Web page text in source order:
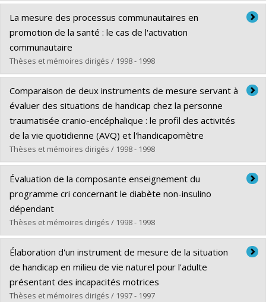
Diplômé(e) :Soubhi, Hassan
Cycle :Doctorat
Diplôme obtenu :
Lien vers le document dans Papyrus
La mesure des processus communautaires en
promotion de la santé : le cas de l'activation
communautaire
Thèses et mémoires dirigés / 1998 - 1998
Diplômé(e) : Jean-Baptiste, Dieudonné
Cycle :Maîtrise
Diplôme obtenu :M. Sc.
Lien vers le document dans Papyrus
Comparaison de deux instruments de mesure servant à
évaluer des situations de handicap chez la personne
traumatisée cranio-encéphalique : le profil des activités
de la vie quotidienne (AVQ) et l'handicapomètre
Thèses et mémoires dirigés / 1998 - 1998
Diplômé(e) : Kashindi, Gabriel
Cycle :Maîtrise
Diplôme obtenu :
Lien vers le document dans Papyrus
Évaluation de la composante enseignement du
programme cri concernant le diabète non-insulino
dépendant
Thèses et mémoires dirigés / 1998 - 1998
Diplômé(e) :Schaefer, Carmen
Cycle :Maîtrise
Diplôme obtenu :M. Sc.
Lien vers le document dans Papyrus
Élaboration d'un instrument de mesure de la situation
de handicap en milieu de vie naturel pour l'adulte
présentant des incapacités motrices
Thèses et mémoires dirigés / 1997 - 1997